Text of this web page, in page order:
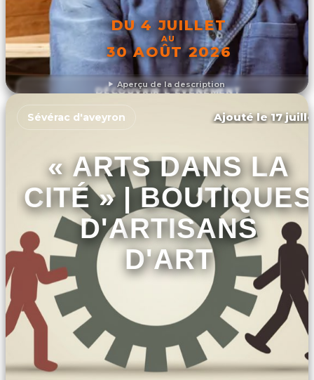
Aperçu de la description
DU 4 JUILLET
AU
30 AOÛT 2026
DÉCOUVRIR L'ÉVÉNEMENT
Sévérac d'aveyron Ajouté le 17
« ARTS DANS LA
CITÉ » | BOUTIQUES
D'ARTISANS
D'ART